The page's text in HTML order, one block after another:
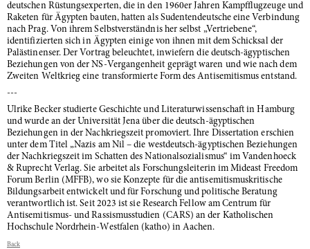
deutschen Rüstungsexperten, die in den 1960er Jahren Kampfflugzeuge und
Raketen für Ägypten bauten, hatten als Sudentendeutsche eine Verbindung
nach Prag. Von ihrem Selbstverständnis her selbst „Vertriebene“,
identifizierten sich in Ägypten einige von ihnen mit dem Schicksal der
Palästinenser. Der Vortrag beleuchtet, inwiefern die deutsch-ägyptischen
Beziehungen von der NS-Vergangenheit geprägt waren und wie nach dem
Zweiten Weltkrieg eine transformierte Form des Antisemitismus entstand.
---
Ulrike Becker studierte Geschichte und Literaturwissenschaft in Hamburg
und wurde an der Universität Jena über die deutsch-ägyptischen
Beziehungen in der Nachkriegszeit promoviert. Ihre Dissertation erschien
unter dem Titel „Nazis am Nil – die westdeutsch-ägyptischen Beziehungen
der Nachkriegszeit im Schatten des Nationalsozialismus“ im Vandenhoeck
& Ruprecht Verlag. Sie arbeitet als Forschungsleiterin im Mideast Freedom
Forum Berlin (MFFB), wo sie Konzepte für die antisemitismuskritische
Bildungsarbeit entwickelt und für Forschung und politische Beratung
verantwortlich ist. Seit 2023 ist sie Research Fellow am Centrum für
Antisemitismus- und Rassismusstudien (CARS) an der Katholischen
Hochschule Nordrhein-Westfalen (katho) in Aachen.
Back